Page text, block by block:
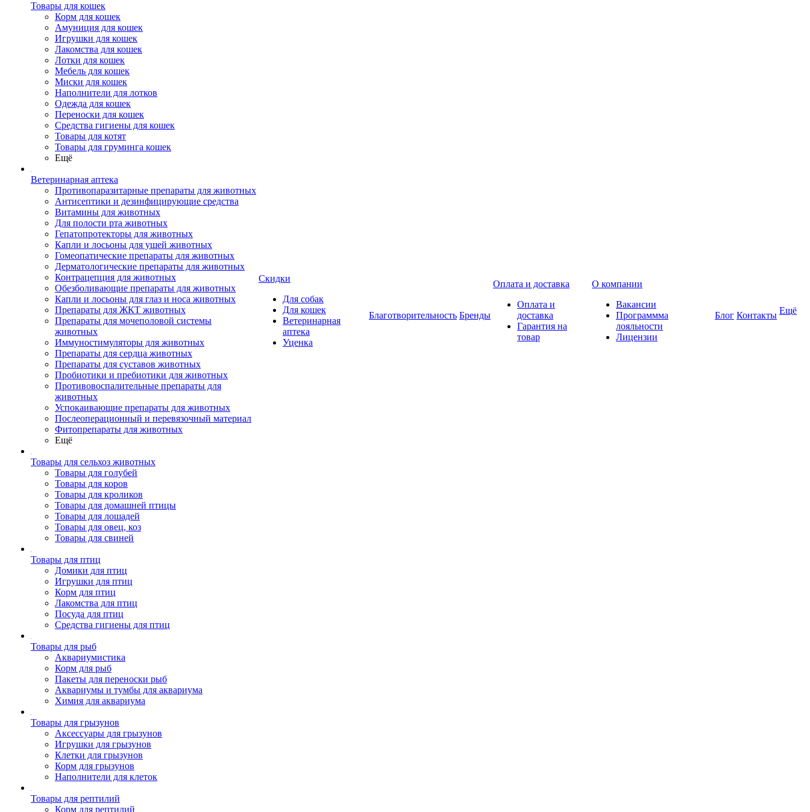
Товары для кошек
Корм для кошек
Амуниция для кошек
Игрушки для кошек
Лакомства для кошек
Лотки для кошек
Мебель для кошек
Миски для кошек
Наполнители для лотков
Одежда для кошек
Переноски для кошек
Средства гигиены для кошек
Товары для котят
Товары для груминга кошек
Ещё
Ветеринарная аптека
Противопаразитарные препараты для животных
Антисептики и дезинфицирующие средства
Витамины для животных
Для полости рта животных
Гепатопротекторы для животных
Капли и лосьоны для ушей животных
Гомеопатические препараты для животных
Дерматологические препараты для животных
Контрацепция для животных
Обезболивающие препараты для животных
Капли и лосьоны для глаз и носа животных
Препараты для ЖКТ животных
Препараты для мочеполовой системы
животных
Иммуностимуляторы для животных
Препараты для сердца животных
Препараты для суставов животных
Пробиотики и пребиотики для животных
Противовоспалительные препараты для
животных
Успокаивающие препараты для животных
Послеоперационный и перевязочный материал
Фитопрепараты для животных
Ещё
Товары для сельхоз животных
Товары для голубей
Товары для коров
Товары для кроликов
Товары для домашней птицы
Товары для лошадей
Товары для овец, коз
Товары для свиней
Товары для птиц
Домики для птиц
Игрушки для птиц
Корм для птиц
Лакомства для птиц
Посуда для птиц
Средства гигиены для птиц
Товары для рыб
Аквариумистика
Корм для рыб
Пакеты для переноски рыб
Аквариумы и тумбы для аквариума
Химия для аквариума
Товары для грызунов
Аксессуары для грызунов
Игрушки для грызунов
Клетки для грызунов
Корм для грызунов
Наполнители для клеток
Товары для рептилий
Корм для рептилий
Скидки
Для собак
Для кошек
Ветеринарная
аптека
Уценка
Благотворительность Бренды
Оплата и доставка
Оплата и
доставка
Гарантия на
товар
О компании
Вакансии
Программма
лояльности
Лицензии
Блог Контакты Ещё